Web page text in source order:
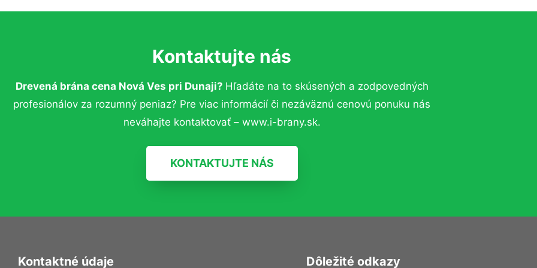
Kontaktujte nás
Drevená brána cena Nová Ves pri Dunaji? Hľadáte na to skúsených a zodpovedných
profesionálov za rozumný peniaz? Pre viac informácií či nezáväznú cenovú ponuku nás
neváhajte kontaktovať – www.i-brany.sk.
KONTAKTUJTE NÁS
Kontaktné údaje Dôležité odkazy